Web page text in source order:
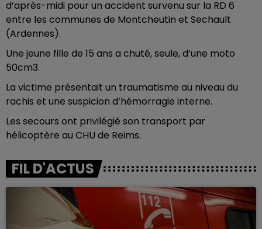
d’après-midi pour un accident survenu sur la RD 6
entre les communes de Montcheutin et Sechault
(Ardennes).
Une jeune fille de 15 ans a chuté, seule, d’une moto
50cm3.
La victime présentait un traumatisme au niveau du
rachis et une suspicion d’hémorragie interne.
Les secours ont privilégié son transport par
hélicoptère au CHU de Reims.
FIL D'ACTUS